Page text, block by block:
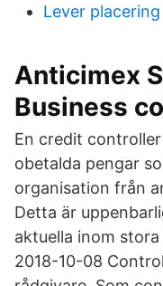
Lever placering
Anticimex
Business
En credit
obetalda pengar
organisation från
Detta är
aktuella inom
2018-10-08